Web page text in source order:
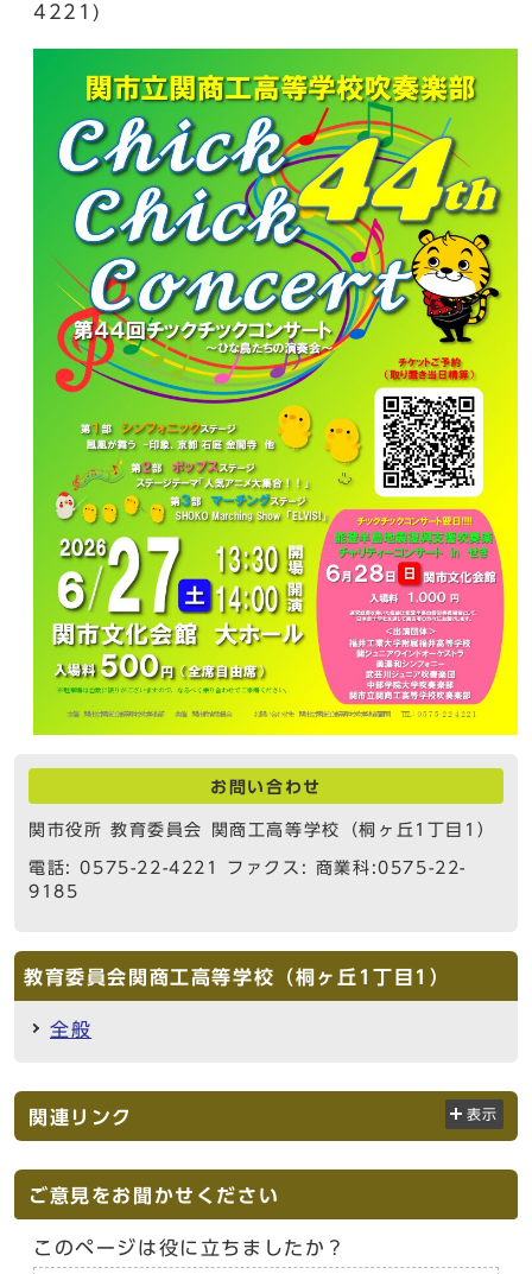
4221)
お問い合わせ
関市役所 教育委員会 関商工高等学校（桐ヶ丘1丁目1）
電話: 0575-22-4221 ファクス: 商業科:0575-22-
9185
教育委員会関商工高等学校（桐ヶ丘1丁目1）
全般
関連リンク 表示
ご意見をお聞かせください
このページは役に立ちましたか？